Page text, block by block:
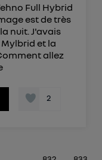
Full Hybrid
est de très
nuit. J'avais
et la
allez
2